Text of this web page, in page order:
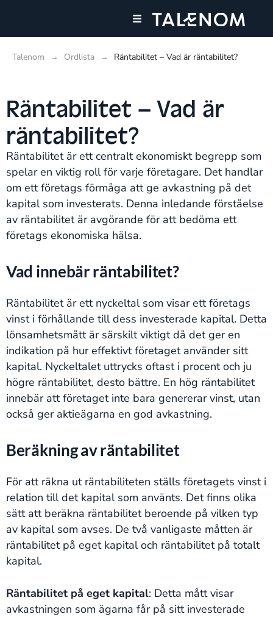
Talenom → Ordlista → Räntabilitet – Vad är räntabilitet?
Räntabilitet – Vad är
räntabilitet?
Räntabilitet är ett centralt ekonomiskt begrepp som
spelar en viktig roll för varje företagare. Det handlar
om ett företags förmåga att ge avkastning på det
kapital som investerats. Denna inledande förståelse
av räntabilitet är avgörande för att bedöma ett
företags ekonomiska hälsa.
Vad innebär räntabilitet?
Räntabilitet är ett nyckeltal som visar ett företags
vinst i förhållande till dess investerade kapital. Detta
lönsamhetsmått är särskilt viktigt då det ger en
indikation på hur effektivt företaget använder sitt
kapital. Nyckeltalet uttrycks oftast i procent och ju
högre räntabilitet, desto bättre. En hög räntabilitet
innebär att företaget inte bara genererar vinst, utan
också ger aktieägarna en god avkastning.
Beräkning av räntabilitet
För att räkna ut räntabiliteten ställs företagets vinst i
relation till det kapital som använts. Det finns olika
sätt att beräkna räntabilitet beroende på vilken typ
av kapital som avses. De två vanligaste måtten är
räntabilitet på eget kapital och räntabilitet på totalt
kapital.
Räntabilitet på eget kapital: Detta mått visar
avkastningen som ägarna får på sitt investerade